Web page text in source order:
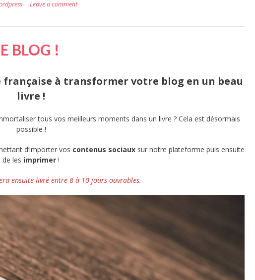
Leave a comment
BLOG !
à transformer votre blog en un beau
livre !
tous vos meilleurs moments dans un livre ? Cela est désormais
possible !
d’importer vos contenus sociauxsur notre plateforme puis ensuite
de les imprimer !
ensuite livré entre 8 à 10 jours ouvrables.